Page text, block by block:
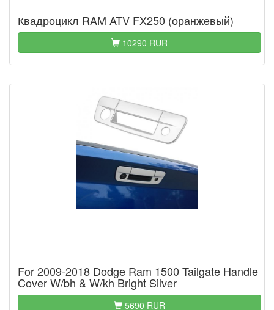
Квадроцикл RAM ATV FX250 (оранжевый)
10290 RUR
For 2009-2018 Dodge Ram 1500 Tailgate Handle
Cover W/bh & W/kh Bright Silver
5690 RUR